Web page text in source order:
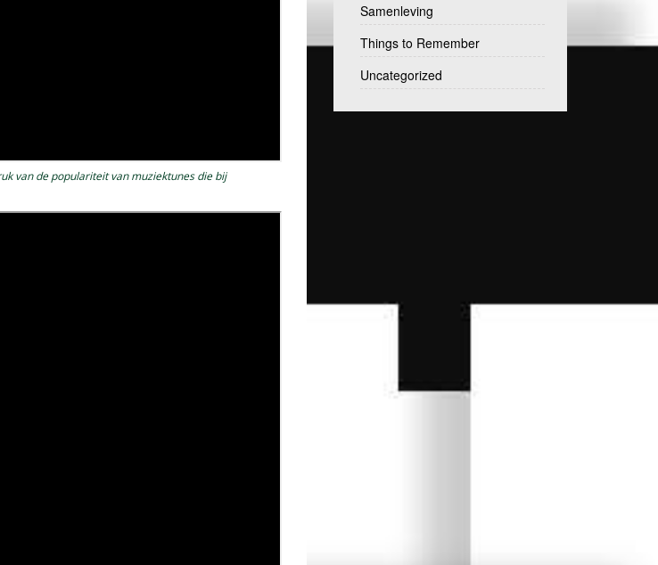
van de populariteit van muziektunes die bij
Samenleving
Things to Remember
Uncategorized